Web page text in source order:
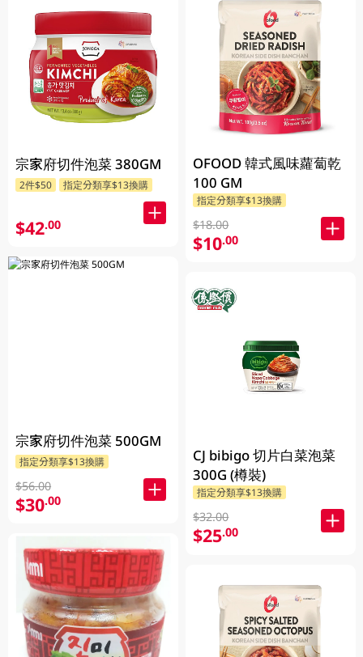
宗家府切件泡菜 380GM
2件$50 指定分類享$13換購
$42.00
宗家府切件泡菜 500GM
指定分類享$13換購
$56.00
$30.00
OFOOD 韓式風味蘿蔔乾
100 GM
指定分類享$13換購
$18.00
$10.00
CJ bibigo 切片白菜泡菜
300G (樽裝)
指定分類享$13換購
$32.00
$25.00